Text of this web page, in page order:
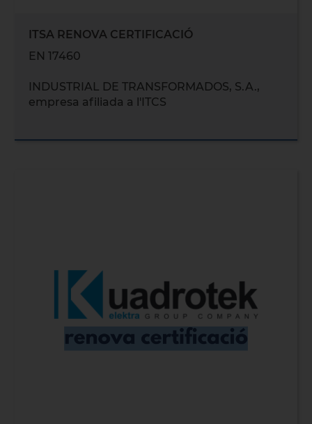
ITSA RENOVA CERTIFICACIÓ
EN 17460
INDUSTRIAL DE TRANSFORMADOS, S.A.,
empresa afiliada a l'ITCS